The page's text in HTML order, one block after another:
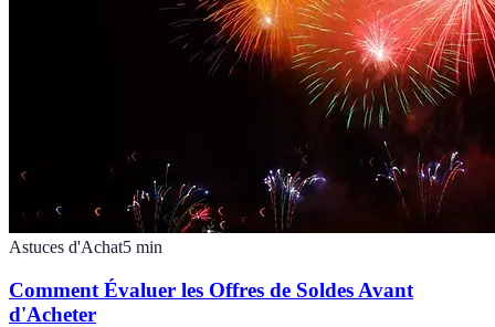
Astuces d'Achat5 min
Comment Évaluer les Offres de Soldes Avant
d'Acheter